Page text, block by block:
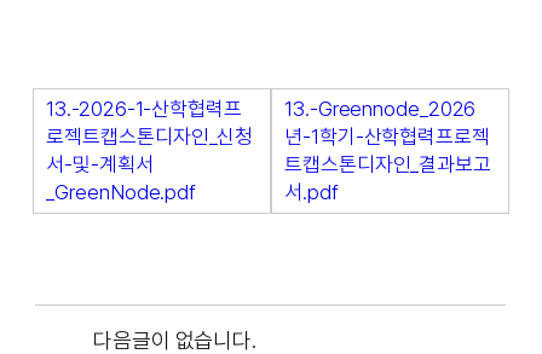
13.-2026-1-산학협력프
로젝트캡스톤디자인_신청
서-및-계획서
_GreenNode.pdf
13.-Greennode_2026
년-1학기-산학협력프로젝
트캡스톤디자인_결과보고
서.pdf
다음글이 없습니다.